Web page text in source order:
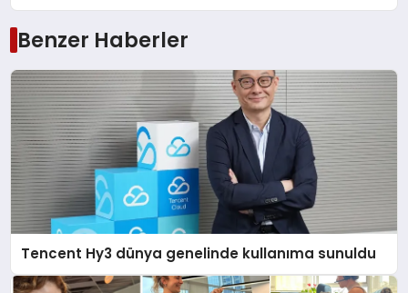
Benzer Haberler
Tencent Hy3 dünya genelinde kullanıma sunuldu